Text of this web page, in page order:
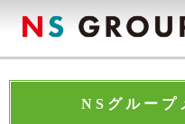
NSグループ